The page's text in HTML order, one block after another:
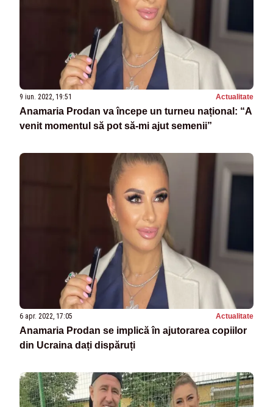
9 iun. 2022, 19:51 Actualitate
Anamaria Prodan va începe un turneu național: “A
venit momentul să pot să-mi ajut semenii”
6 apr. 2022, 17:05 Actualitate
Anamaria Prodan se implică în ajutorarea copiilor
din Ucraina dați dispăruți